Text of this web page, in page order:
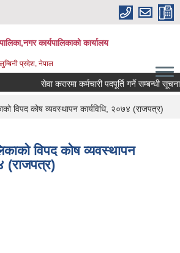
कार्यपालिकाको कार्यालय
प्रदेश, नेपाल
सेवा करारमा कर्मचारी पदपूर्ति गर्ने सम्बन्धी सूचना
विपद कोष व्यवस्थापन कार्यविधि, २०७४ (राजपत्र)
विपद कोष व्यवस्थापन
(राजपत्र)